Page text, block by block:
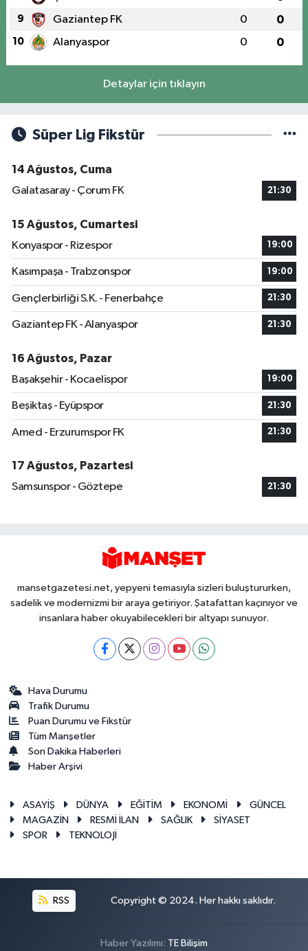
9 Gaziantep FK 0 0
10 Alanyaspor 0 0
Detaylar için tıklayın
Süper Lig Fikstür
14 Ağustos, Cuma
Galatasaray - Çorum FK
21:30
15 Ağustos, Cumartesi
Konyaspor - Rizespor
19:00
Kasımpaşa - Trabzonspor 19:00
Gençlerbirliği S.K. - Fenerbahçe 21:30
Gaziantep FK - Alanyaspor 21:30
16 Ağustos, Pazar
Başakşehir - Kocaelispor
19:00
Beşiktaş - Eyüpspor 21:30
Amed - Erzurumspor FK 21:30
17 Ağustos, Pazartesi
Samsunspor - Göztepe
21:30
mansetgazetesi.net, yepyeni temasıyla sizleri buluştururken,
sadelik ve modernizmi bir araya getiriyor. Şatafattan kaçınıyor ve
insanlara haber okuyabilecekleri bir altyapı sunuyor.
Hava Durumu
Trafik Durumu
Puan Durumu ve Fikstür
Tüm Manşetler
Son Dakika Haberleri
Haber Arşivi
ASAYİŞ DÜNYA EĞİTİM EKONOMİ
GÜNCEL
MAGAZİN
RESMİ İLAN SAĞLIK
SİYASET
SPOR
TEKNOLOJİ
RSS Copyright © 2024. Her hakkı saklıdır.
Haber Yazılımı: TE Bilişim